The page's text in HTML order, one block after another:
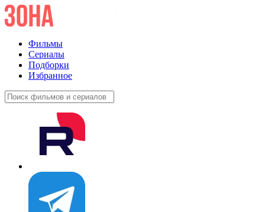
Фильмы
Сериалы
Подборки
Избранное